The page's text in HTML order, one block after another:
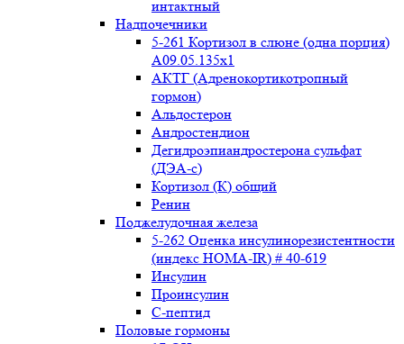
интактный
Надпочечники
5-261 Кортизол в слюне (одна порция)
A09.05.135x1
АКТГ (Адренокортикотропный
гормон)
Альдостерон
Андростендион
Дегидроэпиандростерона сульфат
(ДЭА-с)
Кортизол (К) общий
Ренин
Поджелудочная железа
5-262 Оценка инсулинорезистентности
(индекс HOMA-IR) # 40-619
Инсулин
Проинсулин
С-пептид
Половые гормоны